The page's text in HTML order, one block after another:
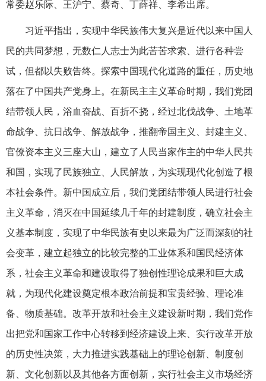
常委赵乐际、王沪宁、蔡奇、丁薛祥、李希出席。
习近平指出，实现中华民族伟大复兴是近代以来中国人
民的共同梦想，无数仁人志士为此苦苦求索、进行各种尝
试，但都以失败告终。探索中国现代化道路的重任，历史地
落在了中国共产党身上。在新民主主义革命时期，我们党团
结带领人民，浴血奋战、百折不挠，经过北伐战争、土地革
命战争、抗日战争、解放战争，推翻帝国主义、封建主义、
官僚资本主义三座大山，建立了人民当家作主的中华人民共
和国，实现了民族独立、人民解放，为实现现代化创造了根
本社会条件。新中国成立后，我们党团结带领人民进行社会
主义革命，消灭在中国延续几千年的封建制度，确立社会主
义基本制度，实现了中华民族有史以来最为广泛而深刻的社
会变革，建立起独立的比较完整的工业体系和国民经济体
系，社会主义革命和建设取得了独创性理论成果和巨大成
就，为现代化建设奠定根本政治前提和宝贵经验、理论准
备、物质基础。改革开放和社会主义建设新时期，我们党作
出把党和国家工作中心转移到经济建设上来、实行改革开放
的历史性决策，大力推进实践基础上的理论创新、制度创
新、文化创新以及其他各方面创新，实行社会主义市场经济